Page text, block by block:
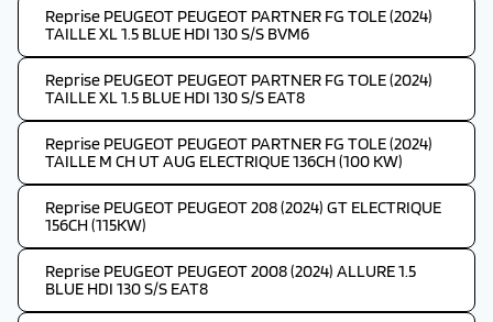
Reprise PEUGEOT PEUGEOT PARTNER FG TOLE (2024)
TAILLE XL 1.5 BLUE HDI 130 S/S BVM6
Reprise PEUGEOT PEUGEOT PARTNER FG TOLE (2024)
TAILLE XL 1.5 BLUE HDI 130 S/S EAT8
Reprise PEUGEOT PEUGEOT PARTNER FG TOLE (2024)
TAILLE M CH UT AUG ELECTRIQUE 136CH (100 KW)
Reprise PEUGEOT PEUGEOT 208 (2024) GT ELECTRIQUE
156CH (115KW)
Reprise PEUGEOT PEUGEOT 2008 (2024) ALLURE 1.5
BLUE HDI 130 S/S EAT8